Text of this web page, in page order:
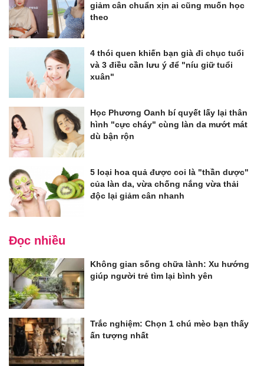
giảm cân chuẩn xịn ai cũng muốn học
theo
4 thói quen khiến bạn già đi chục tuổi
và 3 điều cần lưu ý để "níu giữ tuổi
xuân"
Học Phương Oanh bí quyết lấy lại thân
hình "cực cháy" cùng làn da mướt mát
dù bận rộn
5 loại hoa quả được coi là "thần dược"
của làn da, vừa chống nắng vừa thải
độc lại giảm cân nhanh
Đọc nhiều
Không gian sống chữa lành: Xu hướng
giúp người trẻ tìm lại bình yên
Trắc nghiệm: Chọn 1 chú mèo bạn thấy
ấn tượng nhất